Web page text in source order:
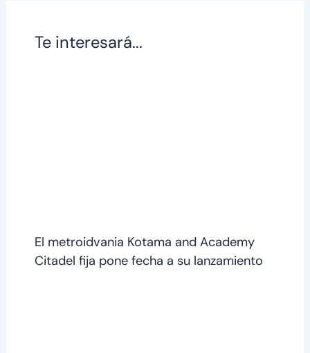
Te interesará...
El metroidvania Kotama and Academy
Citadel fija pone fecha a su lanzamiento